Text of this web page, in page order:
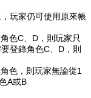
玩家仍可使用原來帳
色C、D，則玩家只
登錄角色C、D，則
色，則玩家無論從1
A或B